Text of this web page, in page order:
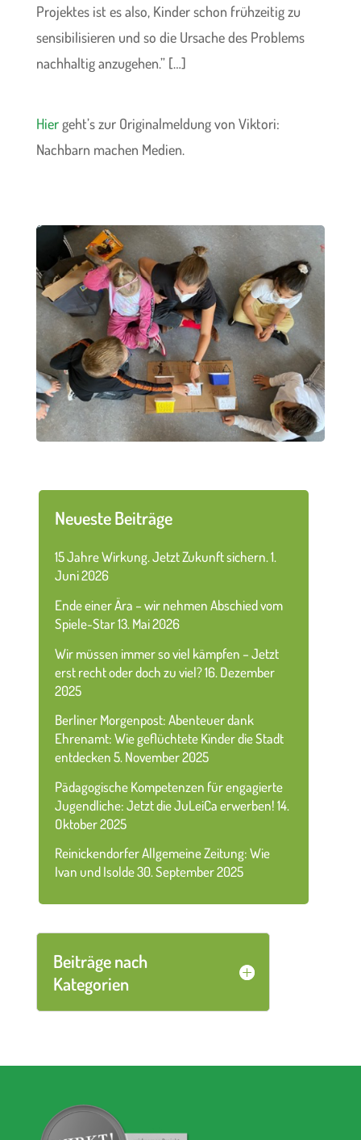
Projektes ist es also, Kinder schon frühzeitig zu
sensibilisieren und so die Ursache des Problems
nachhaltig anzugehen.” […]
Hiergeht’s zur Originalmeldung von Viktori:
Nachbarn machen Medien.
Neueste Beiträge
15 Jahre Wirkung. Jetzt Zukunft sichern.1.
Juni 2026
Ende einer Ära – wir nehmen Abschied vom
Spiele-Star13. Mai 2026
Wir müssen immer so viel kämpfen – Jetzt
erst recht oder doch zu viel?16. Dezember
2025
Berliner Morgenpost: Abenteuer dank
Ehrenamt: Wie geflüchtete Kinder die Stadt
entdecken5. November 2025
Pädagogische Kompetenzen für engagierte
Jugendliche: Jetzt die JuLeiCa erwerben!14.
Oktober 2025
Reinickendorfer Allgemeine Zeitung: Wie
Ivan und Isolde30. September 2025
Beiträge nach
Kategorien